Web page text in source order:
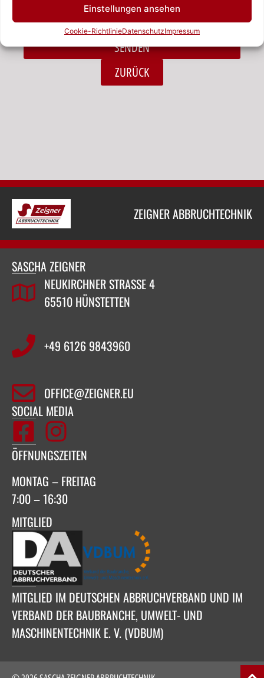
Einstellungen ansehen
Cookie-RichtlinieDatenschutzImpressum
Ich habe die Datenschutzerklärung zur Kenntnis
genommen.*
SENDEN
ZURÜCK
ZEIGNER ABBRUCHTECHNIK
SASCHA ZEIGNER
NEUKIRCHNER STRASSE 4
65510 HÜNSTETTEN
+49 6126 9843960‬
OFFICE@ZEIGNER.EU
SOCIAL MEDIA
ÖFFNUNGSZEITEN
MONTAG – FREITAG
7:00 – 16:30
MITGLIED
MITGLIED IM DEUTSCHEN ABBRUCHVERBAND UND IM
VERBAND DER BAUBRANCHE, UMWELT- UND
MASCHINENTECHNIK E. V. (VDBUM)